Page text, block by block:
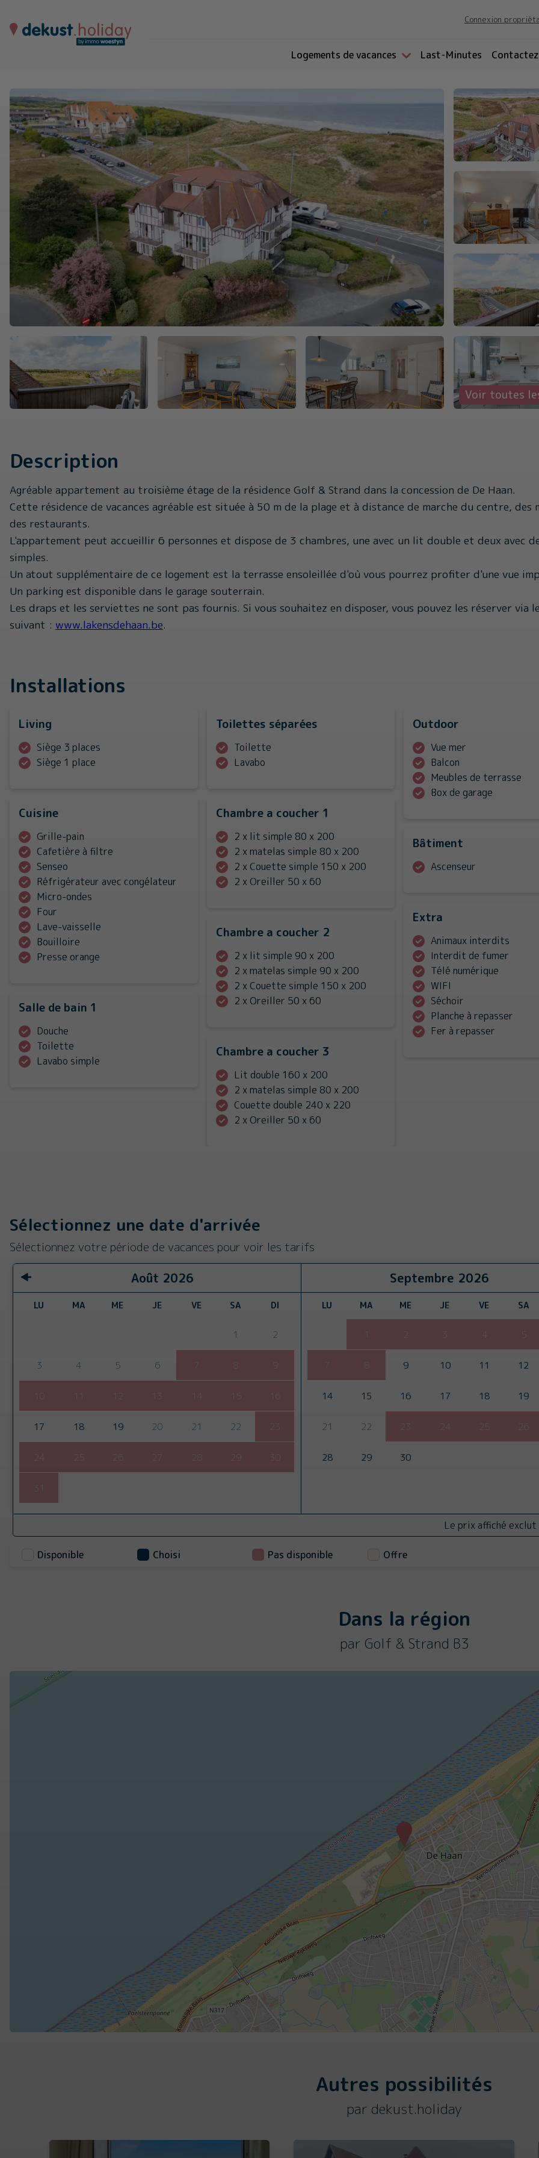
Connexion
Logements de vacances Last-Minutes
Voir toutes
Description
Agréable appartement au troisième étage de la résidence Golf & Strand dans la concession de De Haan.
Cette résidence de vacances agréable est située à 50 m de la plage et à distance de marche du centre, des
des restaurants.
L'appartement peut accueillir 6 personnes et dispose de 3 chambres, une avec un lit double et deux avec
simples.
Un atout supplémentaire de ce logement est la terrasse ensoleillée d'où vous pourrez profiter d'une vue
Un parking est disponible dans le garage souterrain.
Les draps et les serviettes ne sont pas fournis. Si vous souhaitez en disposer, vous pouvez les réserver via
suivant : www.lakensdehaan.be.
Installations
Living
Siège 3 places
Siège 1 place
Cuisine
Grille-pain
Cafetière à filtre
Senseo
Réfrigérateur avec congélateur
Micro-ondes
Four
Lave-vaisselle
Bouilloire
Presse orange
Salle de bain 1
Douche
Toilette
Lavabo simple
Toilettes séparées
Toilette
Lavabo
Chambre a coucher 1
2 x lit simple 80 x 200
2 x matelas simple 80 x 200
2 x Couette simple 150 x 200
2 x Oreiller 50 x 60
Chambre a coucher 2
2 x lit simple 90 x 200
2 x matelas simple 90 x 200
2 x Couette simple 150 x 200
2 x Oreiller 50 x 60
Chambre a coucher 3
Lit double 160 x 200
2 x matelas simple 80 x 200
Couette double 240 x 220
2 x Oreiller 50 x 60
Outdoor
Vue mer
Balcon
Meubles de terrasse
Box de garage
Bâtiment
Ascenseur
Extra
Animaux interdits
Interdit de fumer
Télé numérique
WIFI
Séchoir
Planche à repasser
Fer à repasser
Sélectionnez une date d'arrivée
Sélectionnez votre période de vacances pour voir les tarifs
Août 2026
LU MA ME JE VE SA DI
1 2
3 4 5 6 7 9
12 13 14 16
17 18 19 20 21 22 23
24 25 26 27 28 29 30
Septembre 2026
LU MA ME JE VE SA
2 3 4
7 9 10 11 12
14 15 16 17 18 19
21 22 23 24 25 26
28 29 30
Le prix affiché
Disponible Choisi Pas disponible Offre
Dans la région
par Golf & Strand B3
Autres possibilités
par dekust.holiday